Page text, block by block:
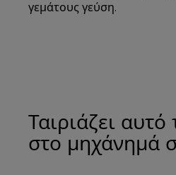
γεμάτους γεύση.
Ταιριάζει
στο μηχάνημά